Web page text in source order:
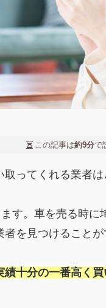
この記事は約9分で
ってくれる業者
す。車を売る時に
を見つけること
績十分の一番高く